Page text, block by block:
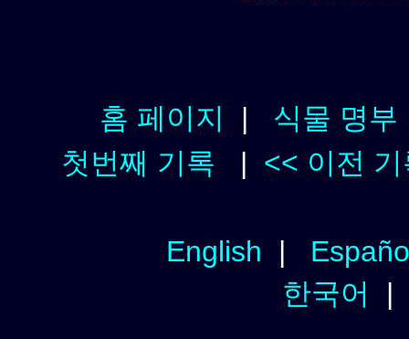
홈 페이지 | 식물 명부
첫번째 기록 | << 이전 기
English |
한국어